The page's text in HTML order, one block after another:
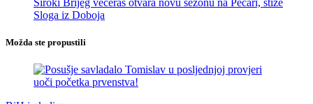
Široki Brijeg večeras otvara novu sezonu na Pecari, stiže
Sloga iz Doboja
Možda ste propustili